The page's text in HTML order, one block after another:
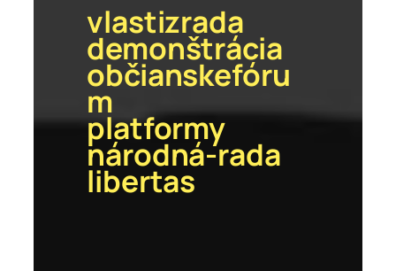
vlastizrada
demonštrácia
občianskefóru
m
platformy
národná-rada
libertas